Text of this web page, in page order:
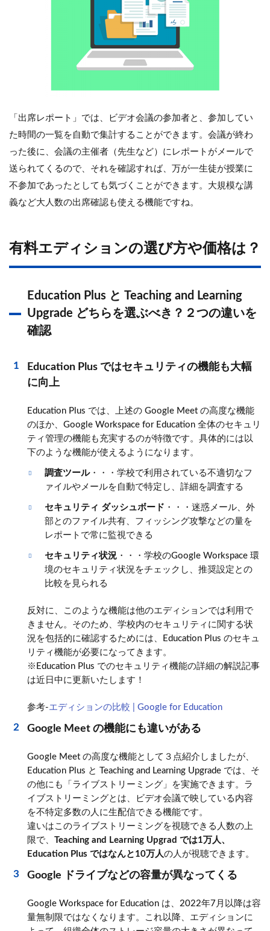
「出席レポート」では、ビデオ会議の参加者と、参加してい
た時間の一覧を自動で集計することができます。会議が終わ
った後に、会議の主催者（先生など）にレポートがメールで
送られてくるので、それを確認すれば、万が一生徒が授業に
不参加であったとしても気づくことができます。大規模な講
義など大人数の出席確認も使える機能ですね。
有料エディションの選び方や価格は？
Education Plus と Teaching and Learning
Upgrade どちらを選ぶべき？２つの違いを
確認
Education Plus ではセキュリティの機能も大幅
に向上
Education Plus では、上述の Google Meet の高度な機能
のほか、Google Workspace for Education 全体のセキュリ
ティ管理の機能も充実するのが特徴です。具体的には以
下のような機能が使えるようになります。
調査ツール・・・学校で利用されている不適切なフ
ァイルやメールを自動で特定し、詳細を調査する
セキュリティ ダッシュボード ・・・迷惑メール、外
部とのファイル共有、フィッシング攻撃などの量を
レポートで常に監視できる
セキュリティ状況 ・・・学校のGoogle Workspace 環
境のセキュリティ状況をチェックし、推奨設定との
比較を見られる
反対に、このような機能は他のエディションでは利用で
きません。そのため、学校内のセキュリティに関する状
況を包括的に確認するためには、Education Plus のセキュ
リティ機能が必要になってきます。
※Education Plus でのセキュリティ機能の詳細の解説記事
は近日中に更新いたします！
参考‐エディションの比較 | Google for Education
Google Meet の機能にも違いがある
Google Meet の高度な機能として３点紹介しましたが、
Education Plus と Teaching and Learning Upgrade では、そ
の他にも「ライブストリーミング」を実施できます。ラ
イブストリーミングとは、ビデオ会議で映している内容
を不特定多数の人に生配信できる機能です。
違いはこのライブストリーミングを視聴できる人数の上
限で、 Teaching and Learning Upgrad では1万人、
Education Plus ではなんと10万人の人が視聴できます。
Google ドライブなどの容量が異なってくる
Google Workspace for Education は、2022年7月以降は容
量無制限ではなくなります。これ以降、エディションに